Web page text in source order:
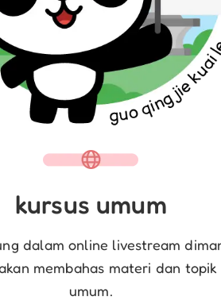
kursus umum
dalam online livestream
membahas materi dan topik
umum.